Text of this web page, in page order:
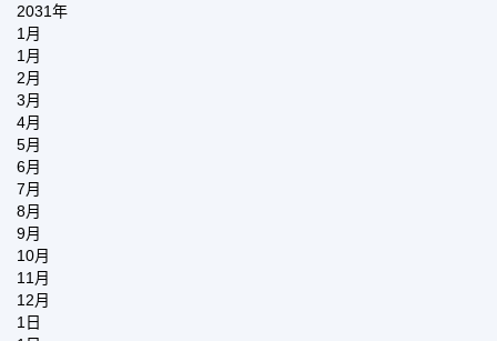
2031年
1月
1月
2月
3月
4月
5月
6月
7月
8月
9月
10月
11月
12月
1日